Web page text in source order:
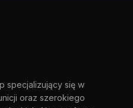
specjalizujący się w
oraz szerokiego